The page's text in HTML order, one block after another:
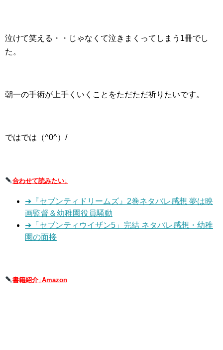
泣けて笑える・・じゃなくて泣きまくってしまう1冊でし
た。
朝一の手術が上手くいくことをただただ祈りたいです。
ではでは（^0^）/
合わせて読みたい↓
➜『セブンティドリームズ』2巻ネタバレ感想 夢は映
画監督＆幼稚園役員騒動
➜「セブンティウイザン5」完結 ネタバレ感想・幼稚
園の面接
書籍紹介↓Amazon